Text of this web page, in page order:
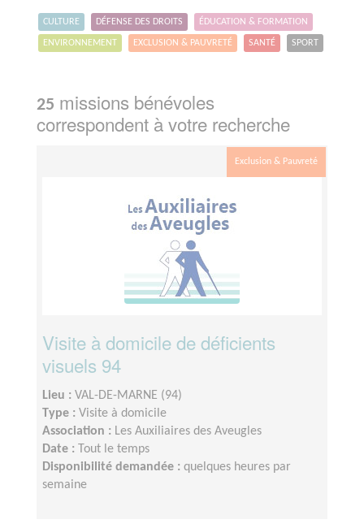
CULTURE DÉFENSE DES DROITS ÉDUCATION & FORMATION
ENVIRONNEMENT EXCLUSION & PAUVRETÉ SANTÉ SPORT
25 missions bénévoles
correspondent à votre recherche
Exclusion & Pauvreté
Visite à domicile de déficients
visuels 94
Lieu : VAL-DE-MARNE (94)
Type : Visite à domicile
Association : Les Auxiliaires des Aveugles
Date :
Tout le temps
Disponibilité demandée : quelques heures par
semaine